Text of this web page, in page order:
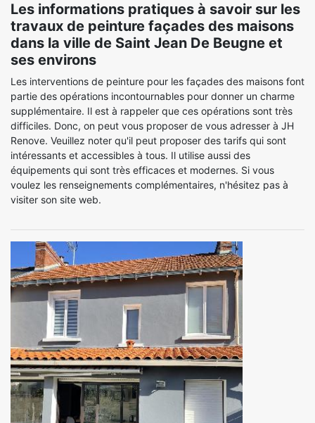
Les informations pratiques à savoir sur les
travaux de peinture façades des maisons
dans la ville de Saint Jean De Beugne et
ses environs
Les interventions de peinture pour les façades des maisons font
partie des opérations incontournables pour donner un charme
supplémentaire. Il est à rappeler que ces opérations sont très
difficiles. Donc, on peut vous proposer de vous adresser à JH
Renove. Veuillez noter qu'il peut proposer des tarifs qui sont
intéressants et accessibles à tous. Il utilise aussi des
équipements qui sont très efficaces et modernes. Si vous
voulez les renseignements complémentaires, n'hésitez pas à
visiter son site web.